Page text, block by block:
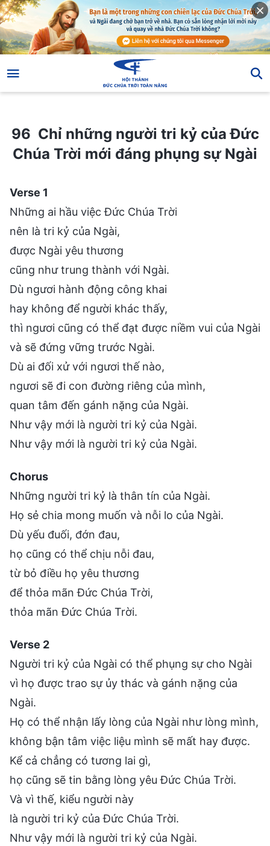
96 Chỉ những người tri kỷ của Đức
Chúa Trời mới đáng phụng sự Ngài
Verse 1
Những ai hầu việc Đức Chúa Trời
nên là tri kỷ của Ngài,
được Ngài yêu thương
cũng như trung thành với Ngài.
Dù ngươi hành động công khai
hay không để người khác thấy,
thì ngươi cũng có thể đạt được niềm vui của Ngài
và sẽ đứng vững trước Ngài.
Dù ai đối xử với ngươi thế nào,
ngươi sẽ đi con đường riêng của mình,
quan tâm đến gánh nặng của Ngài.
Như vậy mới là người tri kỷ của Ngài.
Như vậy mới là người tri kỷ của Ngài.
Chorus
Những người tri kỷ là thân tín của Ngài.
Họ sẻ chia mong muốn và nỗi lo của Ngài.
Dù yếu đuối, đớn đau,
họ cũng có thể chịu nỗi đau,
từ bỏ điều họ yêu thương
để thỏa mãn Đức Chúa Trời,
thỏa mãn Đức Chúa Trời.
Verse 2
Người tri kỷ của Ngài có thể phụng sự cho Ngài
vì họ được trao sự ủy thác và gánh nặng của
Ngài.
Họ có thể nhận lấy lòng của Ngài như lòng mình,
không bận tâm việc liệu mình sẽ mất hay được.
Kể cả chẳng có tương lai gì,
họ cũng sẽ tin bằng lòng yêu Đức Chúa Trời.
Và vì thế, kiểu người này
là người tri kỷ của Đức Chúa Trời.
Như vậy mới là người tri kỷ của Ngài.